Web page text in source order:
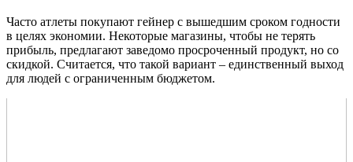
Часто атлеты покупают гейнер с вышедшим сроком годности
в целях экономии. Некоторые магазины, чтобы не терять
прибыль, предлагают заведомо просроченный продукт, но со
скидкой. Считается, что такой вариант – единственный выход
для людей с ограниченным бюджетом.